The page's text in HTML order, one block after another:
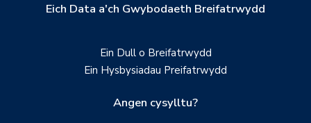
Eich Data a'ch Gwybodaeth Breifatrwydd
Ein Dull o Breifatrwydd
Ein Hysbysiadau Preifatrwydd
Angen cysylltu?